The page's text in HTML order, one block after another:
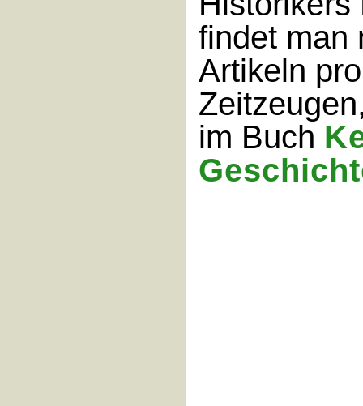
findet man
Artikeln
im Buch